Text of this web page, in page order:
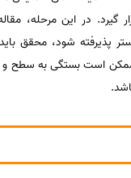
در این مرحله،
پذیرفته شود، محقق
است بستگی به سطح و